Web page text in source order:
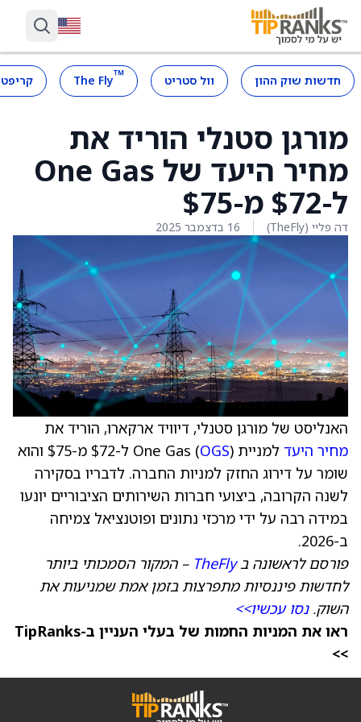
חדשות שוק ההון וול סטריט ™
The Fly
מורגן סטנלי הוריד את
מחיר היעד של One Gas
ל-$72 מ-$75
דה פליי (TheFly) 16 בדצמבר 2025
האנליסט של מורגן סטנלי, דיוויד ארקארו, הוריד את
מחיר היעד למניית One Gas ( OGS
) ל-$72 מ-$75 והוא
שומר על דירוג החזק למניות החברה. לדבריו בסקירה
לשנה הקרובה, ביצועי חברות השירותים הציבוריים יונעו
במידה רבה על ידי מרכזי נתונים ופוטנציאל צמיחה
ב-2026.
פורסם לראשונה בTheFly – המקור הסמכותי ביותר
לחדשות פיננסיות מתפרצות בזמן אמת שמניעות את
השוק.נסו עכשיו>>
ראו את המניות החמות של בעלי העניין ב-TipRanks
>>